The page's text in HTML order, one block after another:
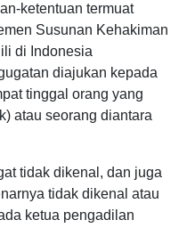
ketentuan termuat
Susunan Kehakiman
di Indonesia
diajukan kepada
tinggal orang yang
atau seorang diantara
tidak dikenal, dan juga
tidak dikenal atau
ketua pengadilan